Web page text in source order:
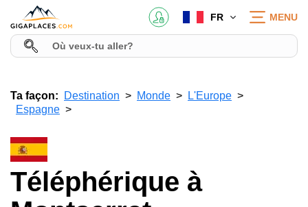
FR MENU
Ta façon: Destination Monde
L'Europe
Espagne
Téléphérique à